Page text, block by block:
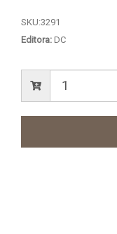
SKU:3291
Editora: DC